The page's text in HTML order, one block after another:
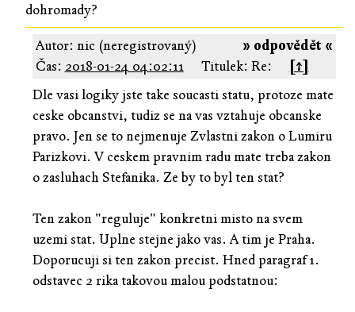
dohromady?
» odpovědět «
Autor: nic (neregistrovaný)
Čas: 2018-01-24 04:02:11 Titulek: Re:
[↑]
Dle vasi logiky jste take soucasti statu, protoze mate
ceske obcanstvi, tudiz se na vas vztahuje obcanske
pravo. Jen se to nejmenuje Zvlastni zakon o Lumiru
Parizkovi. V ceskem pravnim radu mate treba zakon
o zasluhach Stefanika. Ze by to byl ten stat?
Ten zakon "reguluje" konkretni misto na svem
uzemi stat. Uplne stejne jako vas. A tim je Praha.
Doporucuji si ten zakon precist. Hned paragraf 1.
odstavec 2 rika takovou malou podstatnou: